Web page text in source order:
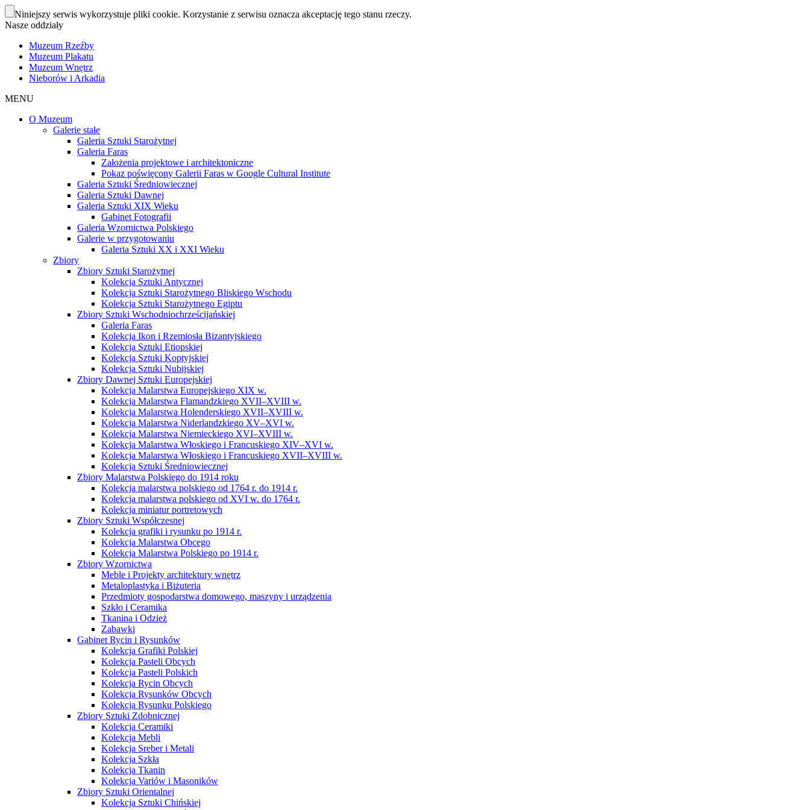
Niniejszy serwis wykorzystuje pliki cookie. Korzystanie z serwisu oznacza akceptację tego stanu rzeczy.
Nasze oddziały
Muzeum Rzeźby
Muzeum Plakatu
Muzeum Wnętrz
Nieborów i Arkadia
MENU
O Muzeum
Galerie stałe
Galeria Sztuki Starożytnej
Galeria Faras
Założenia projektowe i architektoniczne
Pokaz poświęcony Galerii Faras w Google Cultural Institute
Galeria Sztuki Średniowiecznej
Galeria Sztuki Dawnej
Galeria Sztuki XIX Wieku
Gabinet Fotografii
Galeria Wzornictwa Polskiego
Galerie w przygotowaniu
Galeria Sztuki XX i XXI Wieku
Zbiory
Zbiory Sztuki Starożytnej
Kolekcja Sztuki Antycznej
Kolekcja Sztuki Starożytnego Bliskiego Wschodu
Kolekcja Sztuki Starożytnego Egiptu
Zbiory Sztuki Wschodniochrześcijańskiej
Galeria Faras
Kolekcja Ikon i Rzemiosła Bizantyjskiego
Kolekcja Sztuki Etiopskiej
Kolekcja Sztuki Koptyjskiej
Kolekcja Sztuki Nubijskiej
Zbiory Dawnej Sztuki Europejskiej
Kolekcja Malarstwa Europejskiego XIX w.
Kolekcja Malarstwa Flamandzkiego XVII–XVIII w.
Kolekcja Malarstwa Holenderskiego XVII–XVIII w.
Kolekcja Malarstwa Niderlandzkiego XV–XVI w.
Kolekcja Malarstwa Niemieckiego XVI–XVIII w.
Kolekcja Malarstwa Włoskiego i Francuskiego XIV–XVI w.
Kolekcja Malarstwa Włoskiego i Francuskiego XVII–XVIII w.
Kolekcja Sztuki Średniowiecznej
Zbiory Malarstwa Polskiego do 1914 roku
Kolekcja malarstwa polskiego od 1764 r. do 1914 r.
Kolekcja malarstwa polskiego od XVI w. do 1764 r.
Kolekcja miniatur portretowych
Zbiory Sztuki Współczesnej
Kolekcja grafiki i rysunku po 1914 r.
Kolekcja Malarstwa Obcego
Kolekcja Malarstwa Polskiego po 1914 r.
Zbiory Wzornictwa
Meble i Projekty architektury wnętrz
Metaloplastyka i Biżuteria
Przedmioty gospodarstwa domowego, maszyny i urządzenia
Szkło i Ceramika
Tkanina i Odzież
Zabawki
Gabinet Rycin i Rysunków
Kolekcja Grafiki Polskiej
Kolekcja Pasteli Obcych
Kolekcja Pasteli Polskich
Kolekcja Rycin Obcych
Kolekcja Rysunków Obcych
Kolekcja Rysunku Polskiego
Zbiory Sztuki Zdobnicznej
Kolekcja Ceramiki
Kolekcja Mebli
Kolekcja Sreber i Metali
Kolekcja Szkła
Kolekcja Tkanin
Kolekcja Variów i Masoników
Zbiory Sztuki Orientalnej
Kolekcja Sztuki Chińskiej